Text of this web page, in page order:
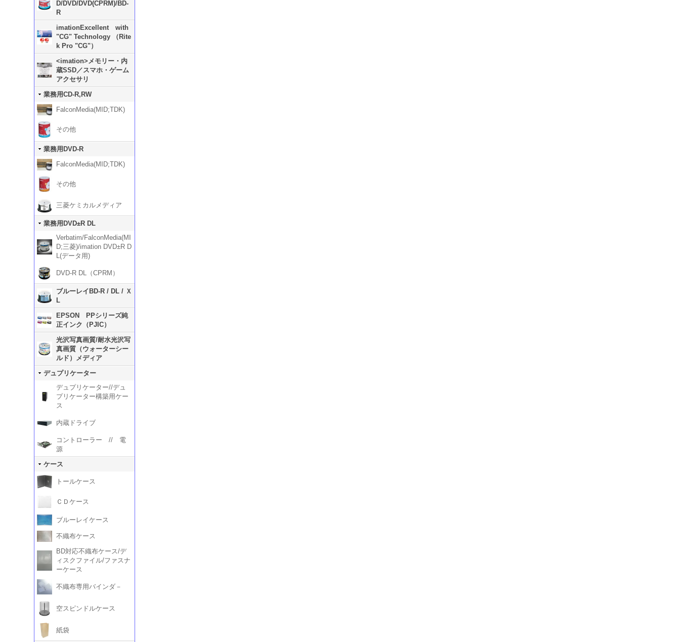
D/DVD/DVD(CPRM)/BD-
R
imationExcellent with
"CG" Technology （Rite
k Pro "CG"）
<imation>メモリー・内
蔵SSD／スマホ・ゲーム
アクセサリ
業務用CD-R,RW
FalconMedia(MID;TDK)
その他
業務用DVD-R
FalconMedia(MID;TDK)
その他
三菱ケミカルメディア
業務用DVD±R DL
Verbatim/FalconMedia(MI
D;三菱)/imation DVD±R D
L(データ用)
DVD-R DL（CPRM）
ブルーレイBD-R / DL / Ｘ
L
EPSON PPシリーズ純
正インク（PJIC）
光沢写真画質/耐水光沢写
真画質（ウォーターシー
ルド）メディア
デュプリケーター
デュプリケーター//デュ
プリケーター構築用ケー
ス
内蔵ドライブ
コントローラー // 電
源
ケース
トールケース
ＣＤケース
ブルーレイケース
不織布ケース
BD対応不織布ケース/デ
ィスクファイル/ファスナ
ーケース
不織布専用バインダ－
空スピンドルケース
紙袋